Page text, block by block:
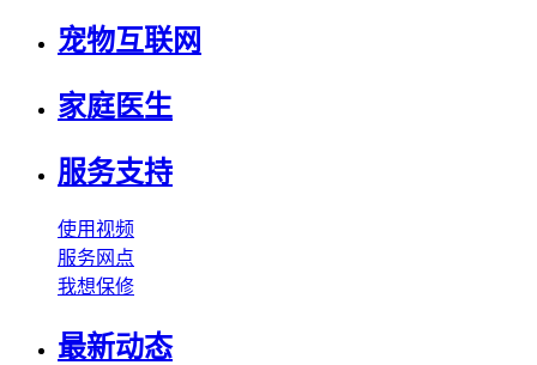
宠物互联网
家庭医生
服务支持
使用视频
服务网点
我想保修
最新动态